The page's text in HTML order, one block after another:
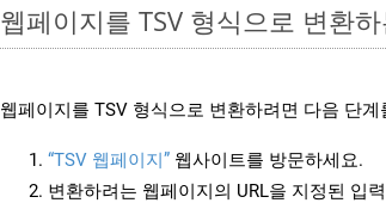
웹페이지를 TSV 형식으로 변환
웹페이지를 TSV 형식으로 변환하려면 다음 단계
“TSV 웹페이지” 웹사이트를 방문하세요.
변환하려는 웹페이지의 URL을 지정된 입